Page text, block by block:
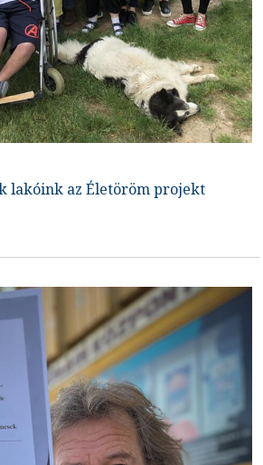
lakóink az Életöröm projekt